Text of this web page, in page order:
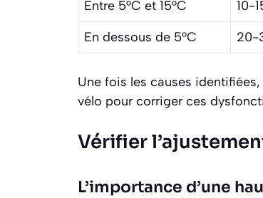
Entre 5°C et 15°C
10-
En dessous de 5°C
20-
Une fois les causes
vélo pour corriger ces
Vérifier
L’importance d’une